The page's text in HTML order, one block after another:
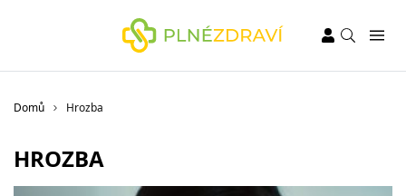
Domů Hrozba
HROZBA